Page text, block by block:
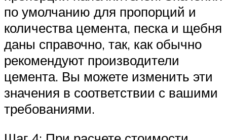
по умолчанию для пропорций и
количества цемента, песка и щебня
даны справочно, так, как обычно
рекомендуют производители
цемента. Вы можете изменить эти
значения в соответствии с вашими
требованиями.